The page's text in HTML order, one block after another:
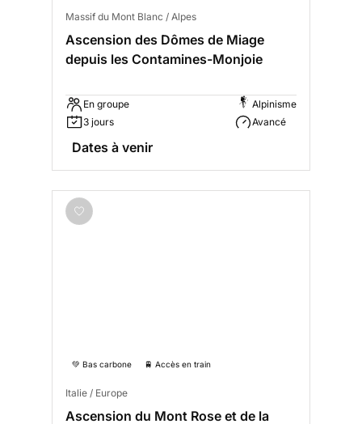
Massif du Mont Blanc / Alpes
Ascension des Dômes de Miage
depuis les Contamines-Monjoie
En groupe
3 jours
Alpinisme
Avancé
Dates à venir
💚 Bas carbone 🚆 Accès en train
Italie / Europe
Ascension du Mont Rose et de la